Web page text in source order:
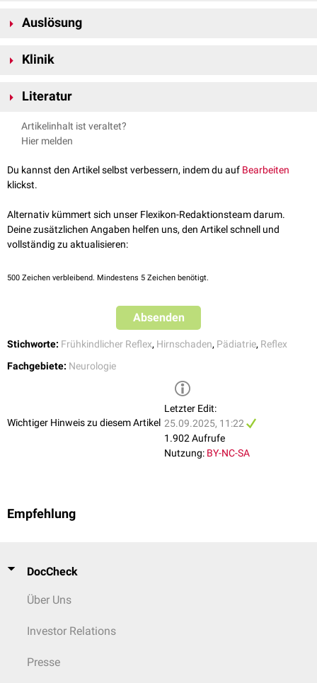
Schenkel wird durch Fasern des
Auslösung
es zurKontraktion
Klinik
schwere Schädigung des
Enzephalopathie , demvaskulären Parkinson-Syndrom
schweremSchädel-Hirn-Trauma
Literatur
Pschyrembel: Schnauzreflex
Artikelinhalt ist veraltet?
Hier melden
Du kannst den Artikel selbst verbessern, indem du auf Bearbeiten
klickst.
Alternativ kümmert sich unser Flexikon-Redaktionsteam darum.
Deine zusätzlichen Angaben helfen uns, den Artikel schnell und
vollständig zu aktualisieren:
500 Zeichen verbleibend. Mindestens 5 Zeichen benötigt.
Absenden
Stichworte: Frühkindlicher Reflex, Hirnschaden, Pädiatrie, Reflex
Fachgebiete: Neurologie
Wichtiger Hinweis zu diesem Artikel
Letzter Edit:
25.09.2025, 11:22
1.902 Aufrufe
Nutzung: BY-NC-SA
Empfehlung
DocCheck
Über Uns
Investor Relations
Presse